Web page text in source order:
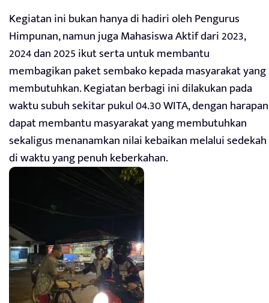
Kegiatan ini bukan hanya di hadiri oleh Pengurus
Himpunan, namun juga Mahasiswa Aktif dari 2023,
2024 dan 2025 ikut serta untuk membantu
membagikan paket sembako kepada masyarakat yang
membutuhkan. Kegiatan berbagi ini dilakukan pada
waktu subuh sekitar pukul 04.30 WITA, dengan harapan
dapat membantu masyarakat yang membutuhkan
sekaligus menanamkan nilai kebaikan melalui sedekah
di waktu yang penuh keberkahan.